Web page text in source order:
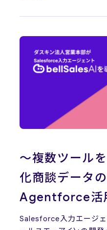
お問い合わせ
～複数ツール
化商談データ
Agentforce活
Salesforce入力エージ